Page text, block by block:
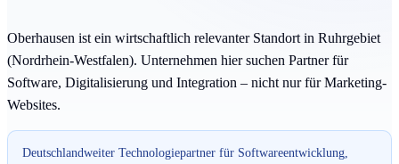
Oberhausen ist ein wirtschaftlich relevanter Standort in Ruhrgebiet
(Nordrhein-Westfalen). Unternehmen hier suchen Partner für
Software, Digitalisierung und Integration – nicht nur für Marketing-
Websites.
Deutschlandweiter Technologiepartner für Softwareentwicklung,